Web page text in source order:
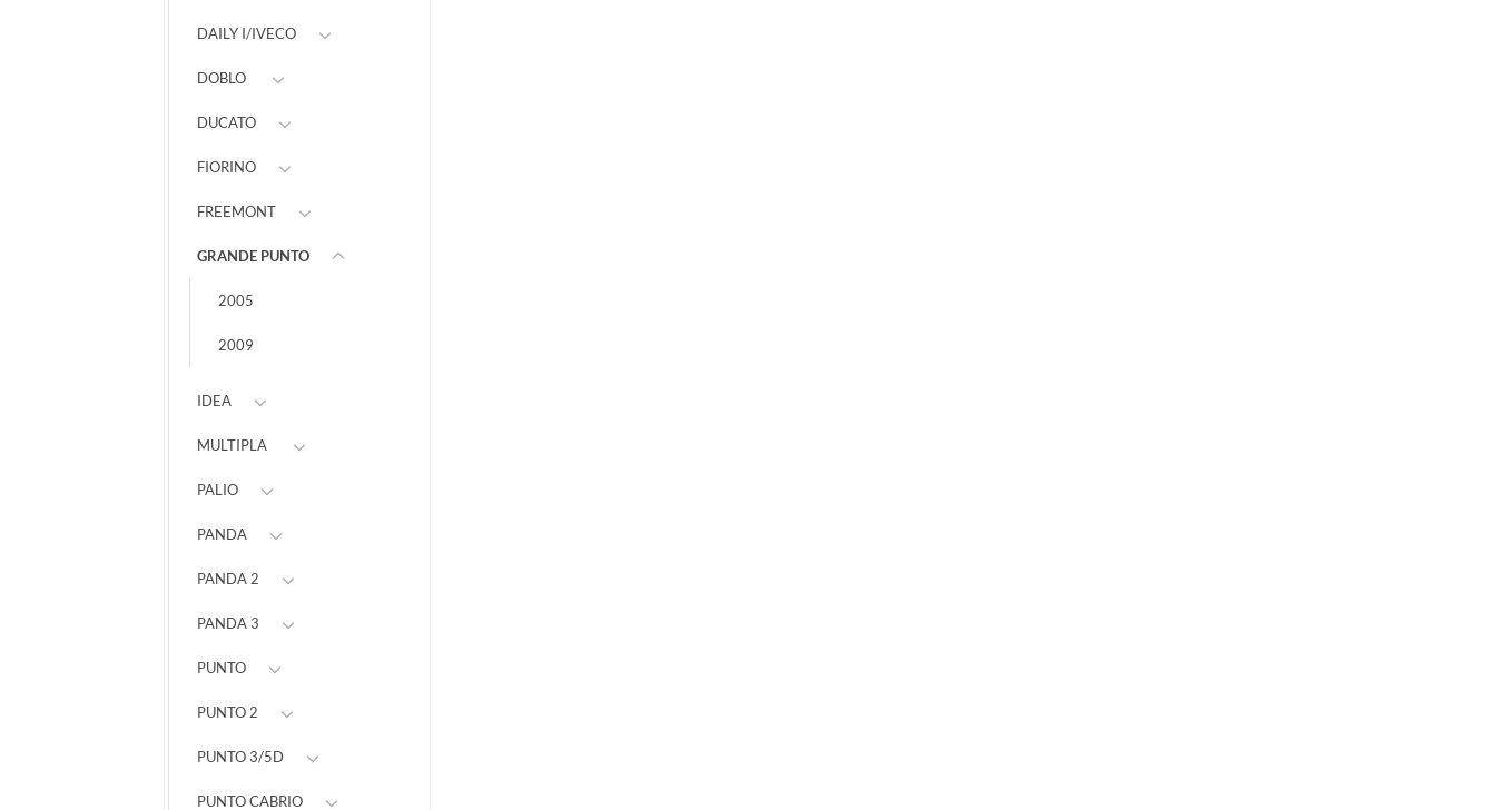
DAILY I/IVECO
DOBLO
DUCATO
FIORINO
FREEMONT
GRANDE PUNTO
2005
2009
IDEA
MULTIPLA
PALIO
PANDA
PANDA 2
PANDA 3
PUNTO
PUNTO 2
PUNTO 3/5D
PUNTO CABRIO